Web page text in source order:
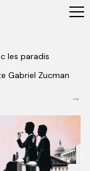
les paradis
Gabriel Zucman
→